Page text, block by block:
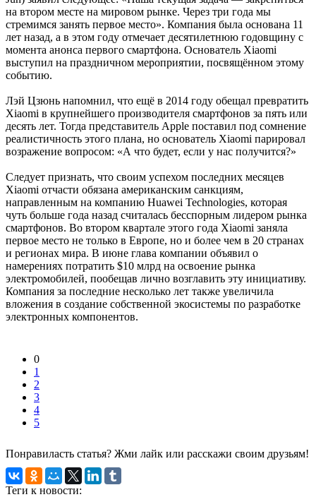
на втором месте на мировом рынке. Через три года мы
стремимся занять первое место». Компания была основана 11
лет назад, а в этом году отмечает десятилетнюю годовщину с
момента анонса первого смартфона. Основатель Xiaomi
выступил на праздничном мероприятии, посвящённом этому
событию.
Лэй Цзюнь напомнил, что ещё в 2014 году обещал превратить
Xiaomi в крупнейшего производителя смартфонов за пять или
десять лет. Тогда представитель Apple поставил под сомнение
реалистичность этого плана, но основатель Xiaomi парировал
возражение вопросом: «А что будет, если у нас получится?»
Следует признать, что своим успехом последних месяцев
Xiaomi отчасти обязана американским санкциям,
направленным на компанию Huawei Technologies, которая
чуть больше года назад считалась бесспорным лидером рынка
смартфонов. Во втором квартале этого года Xiaomi заняла
первое место не только в Европе, но и более чем в 20 странах
и регионах мира. В июне глава компании объявил о
намерениях потратить $10 млрд на освоение рынка
электромобилей, пообещав лично возглавить эту инициативу.
Компания за последние несколько лет также увеличила
вложения в создание собственной экосистемы по разработке
электронных компонентов.
0
1
2
3
4
5
Понравиласть статья? Жми лайк или расскажи своим друзьям!
Теги к новости: